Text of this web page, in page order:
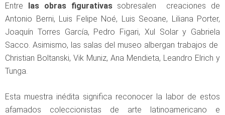
Entre las obras figurativassobresalen creaciones de
Antonio Berni, Luis Felipe Noé, Luis Seoane, Liliana Porter,
Joaquín Torres García, Pedro Figari, Xul Solar y Gabriela
Sacco. Asimismo, las salas del museo albergan trabajos de
Christian Boltanski, Vik Muniz, Ana Mendieta, Leandro Elrich y
Tunga.
Esta muestra inédita significa reconocer la labor de estos
afamados coleccionistas de arte latinoamericano e